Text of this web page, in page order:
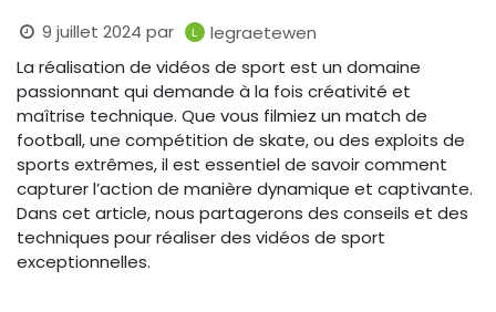
9 juillet 2024 par
legraetewen
La réalisation de vidéos de sport est un domaine
passionnant qui demande à la fois créativité et
maîtrise technique. Que vous filmiez un match de
football, une compétition de skate, ou des exploits de
sports extrêmes, il est essentiel de savoir comment
capturer l’action de manière dynamique et captivante.
Dans cet article, nous partagerons des conseils et des
techniques pour réaliser des vidéos de sport
exceptionnelles.